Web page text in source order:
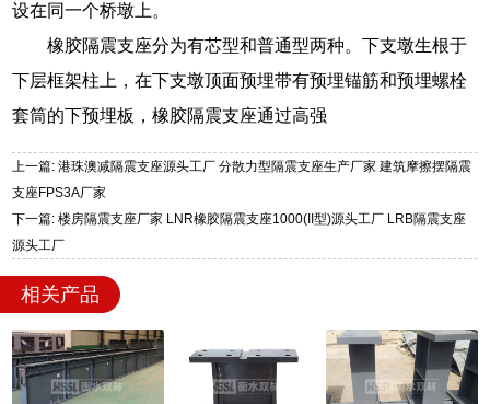
设在同一个桥墩上。
橡胶隔震支座分为有芯型和普通型两种。下支墩生根于
下层框架柱上，在下支墩顶面预埋带有预埋锚筋和预埋螺栓
套筒的下预埋板，橡胶隔震支座通过高强
上一篇: 港珠澳减隔震支座源头工厂 分散力型隔震支座生产厂家 建筑摩擦摆隔震
支座FPS3A厂家
下一篇: 楼房隔震支座厂家 LNR橡胶隔震支座1000(II型)源头工厂 LRB隔震支座
源头工厂
相关产品